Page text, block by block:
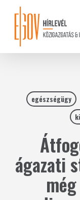
content
egészségügy
ágazati